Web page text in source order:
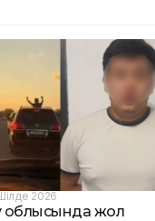
2026
облысында жол